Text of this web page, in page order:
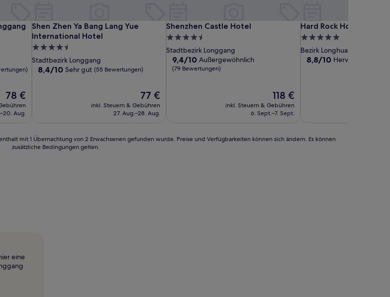
City Centre by IHG
Der
Preis
beträgt
78 €
Aug.
Shen Zhen Ya Bang Lang Yue
International Hotel
Shen Zhen Ya Bang Lang Yue International Hotel
4.5-
Sterne-
Unterkunft
Stadtbezirk Longgang
8.4
8,4/10 Sehr gut (55 Bewertungen)
Der
Preis
beträgt
77 €
inkl. Steuern & Gebühren
27. Aug.–28. Aug.
Shenzhen Castle Hotel
Shenzhen Castle Hotel
4.5-
Sterne-
Unterkunft
Stadtbezirk Longgang
9.4
von
9,4/10 Außergewöhnlich
(79 Bewertungen)
Der
Preis
beträgt
118 €
inkl. Steuern & Gebühren
6. Sept.–7. Sept.
Hard Rock Hotel
Hard Rock Hotel
5.0-
Sterne-
Unterkunft
Bezirk Longhua
8.8
8,8/10 Hervorragend
mit 1 Übernachtung von 2 Erwachsenen gefunden wurde. Preise und Verfügbarkeiten können sich ändern. Es können
zusätzliche Bedingungen gelten.
eine